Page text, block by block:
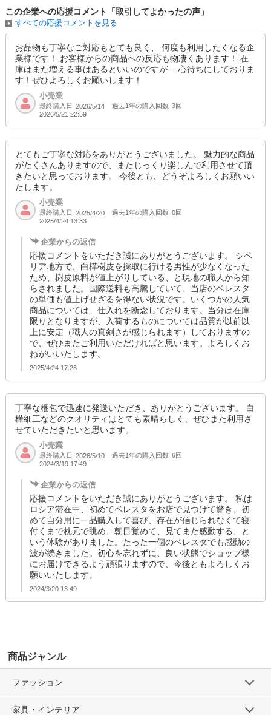
この企業への応援コメント「取引してよかったの声」
すべての応援コメントを見る
お品物も丁寧なご対応もとても良く、 何度も利用したくなる企
業様です！ お客様からの商品への反応も物凄くあります！ 在
庫はまた増える事はあるといいのですが… 心待ちにしておりま
す！ぜひよろしくお願いします！
小売業
最終購入日 2026/5/14 過去1年の購入回数 3回
2026/5/21 22:59
とてもご丁寧な対応をありがとうございました。 魅力的な商品
がたくさんありますので、またじっくり楽しんで利用させて頂
きたいと思っております。 今後とも、どうぞよろしくお願いい
たします。
小売業
最終購入日 2025/4/20 過去1年の購入回数 0回
2025/4/24 13:33
企業からの返信
応援コメントをいただき誠にありがとうございます。 シベ
リア地方で、白樺樹皮を採取に行ける男性が少なくなった
ため、樹皮原料が値上がりしている、と現地の職人から知
らされました。国際送料も高騰していて、当店のベレスタ
の単価も値上げせざるを得ない状況です。いくつかの人気
商品については、仕入れを断念しております。当分は在庫
限りとなりますが、入荷するものについては品質が以前以
上に安定（職人の真剣さが感じられます）しておりますの
で、ぜひまたご利用いただければと思います。よろしくお
ねがいいたします。
2025/4/24 17:26
丁寧な梱包で迅速に発送いただき、ありがとうございます。 白
樺細工などのクオリティはとても素晴らしく、ぜひまた利用さ
せていただきたいと思います。
小売業
最終購入日 2026/5/10 過去1年の購入回数 6回
2024/3/19 17:49
企業からの返信
応援コメントをいただき誠にありがとうございます。 私は
ロシア滞在中、初めてベレスタをお店で見つけて驚き、初
めて自分用に一品購入して喜び、存在が信じられなくて寝
付くまで枕元で眺め、朝目覚めて、見てまた感動する、と
いう体験がありました。たった一個のベレスタでも感動の
波が続きました。初心を忘れずに、良い状態でショップ様
にお届けできるよう頑張りますので、今後ともよろしくお
願いいたします。
2024/3/20 13:49
商品ジャンル
ファッション
家具・インテリア